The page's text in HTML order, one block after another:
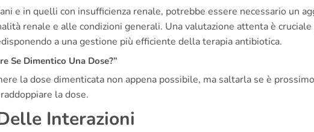
e in quelli con insufficienza renale, potrebbe essere necessario un
renale e alle condizioni generali. Una valutazione attenta è
a una gestione più efficiente della terapia antibiotica.
Se Dimentico Una Dose?”
la dose dimenticata non appena possibile, ma saltarla se è
la dose.
Interazioni